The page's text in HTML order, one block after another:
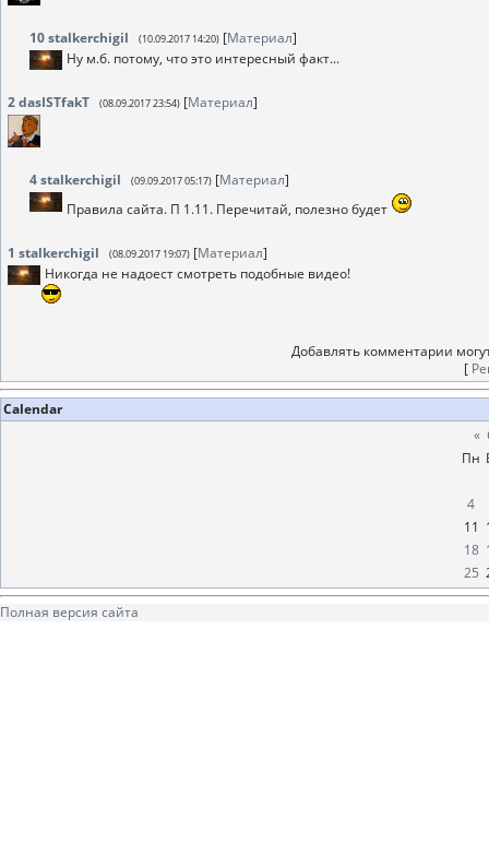
10stalkerchigil (10.09.2017 14:20) [Материал]
Ну м.б. потому, что это интересный факт...
2dasISTfakT (08.09.2017 23:54) [Материал]
4stalkerchigil (09.09.2017 05:17) [Материал]
Правила сайта. П 1.11. Перечитай, полезно будет
1 stalkerchigil (08.09.2017 19:07) [Материал]
Никогда не надоест смотреть подобные видео!
Добавлять комментарии
[
Calendar
«
Пн
4
11
18
25
Полная версия сайта